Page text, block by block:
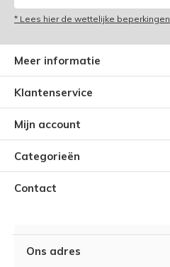
* Lees hier de wettelijke beperkingen
Meer informatie
Klantenservice
Mijn account
Categorieën
Contact
Ons adres